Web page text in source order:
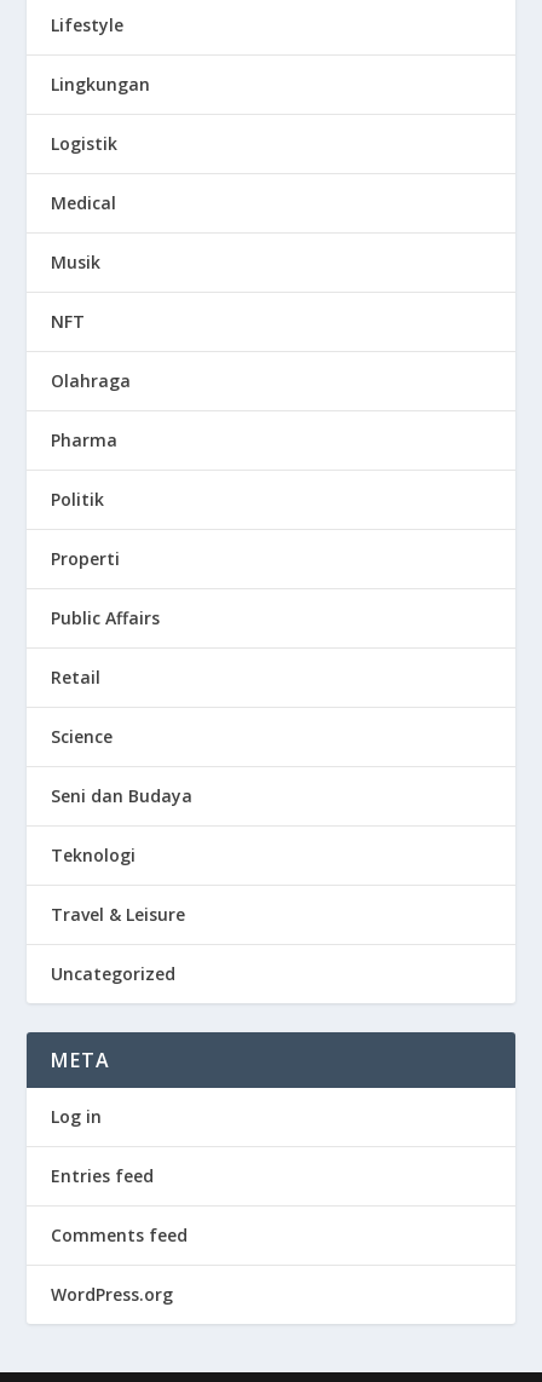
Lifestyle
Lingkungan
Logistik
Medical
Musik
NFT
Olahraga
Pharma
Politik
Properti
Public Affairs
Retail
Science
Seni dan Budaya
Teknologi
Travel & Leisure
Uncategorized
META
Log in
Entries feed
Comments feed
WordPress.org